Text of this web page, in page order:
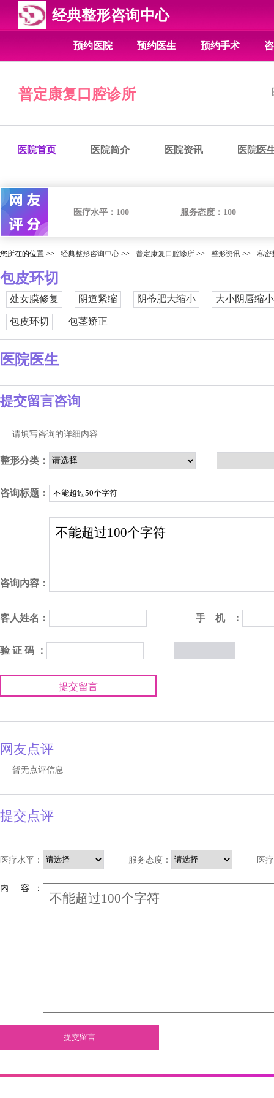
经典整形咨询中心
预约医院 预约医生 预约手术
普定康复口腔诊所
医院首页 医院简介 医院资讯 医院医
医疗水平： 100 服务态度： 100
您所在的位置 >> 经典整形咨询中心 >> 普定康复口腔诊所 >> 整形资讯 >> 私密
包皮环切
处女膜修复 阴道紧缩 阴蒂肥大缩小 大小阴唇缩小
包皮环切 包茎矫正
医院医生
提交留言咨询
请填写咨询的详细内容
整形分类：
咨询标题：
咨询内容：
客人姓名： 手 机 ：
验 证 码 ：
提交留言
网友点评
暂无点评信息
提交点评
医疗水平： 服务态度： 医
内 容 ：
提交留言